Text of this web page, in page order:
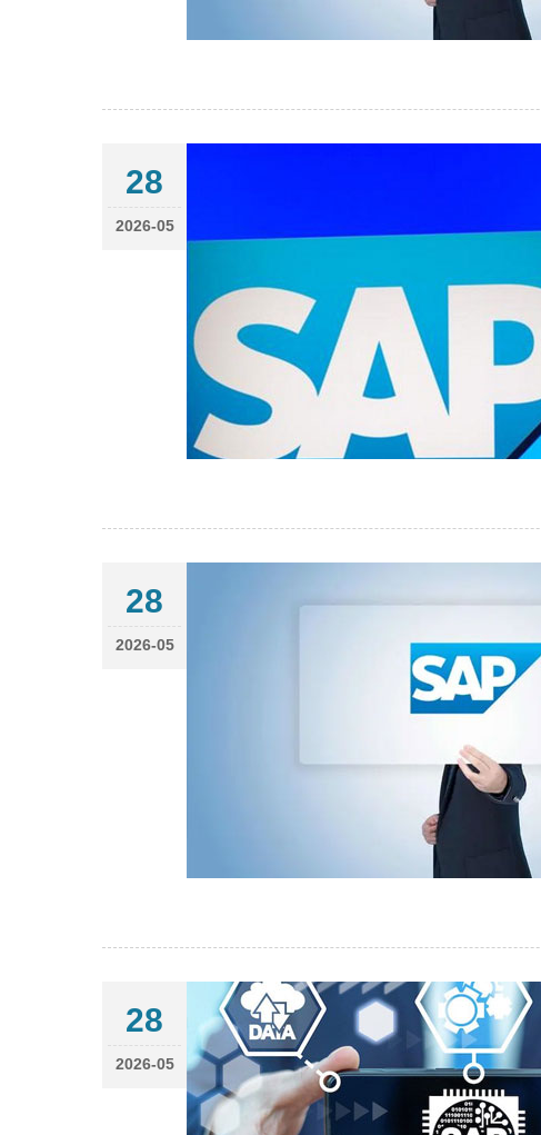
28
2026-05
28
2026-05
28
2026-05